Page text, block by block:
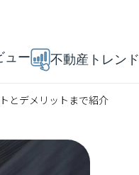
ュー 不動産トレンド
とデメリットまで紹介